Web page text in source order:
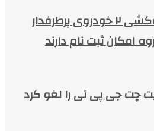
فروش بدون قرعه‌کشی ۲ خودروی پرطرفدار
امکان ثبت نام دارند
چت جی پی تی را لغو کرد